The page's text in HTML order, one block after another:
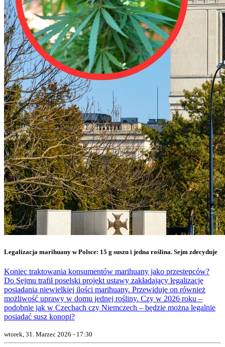
Legalizacja marihuany w Polsce: 15 g suszu i jedna roślina. Sejm zdecyduje
Koniec traktowania konsumentów marihuany jako przestępców?
Do Sejmu trafił poselski projekt ustawy zakładający legalizację
posiadania niewielkiej ilości marihuany. Przewiduje on również
możliwość uprawy w domu jednej rośliny. Czy w 2026 roku –
podobnie jak w Czechach czy Niemczech – będzie można legalnie
posiadać susz konopi?
wtorek, 31. Marzec 2026 - 17:30